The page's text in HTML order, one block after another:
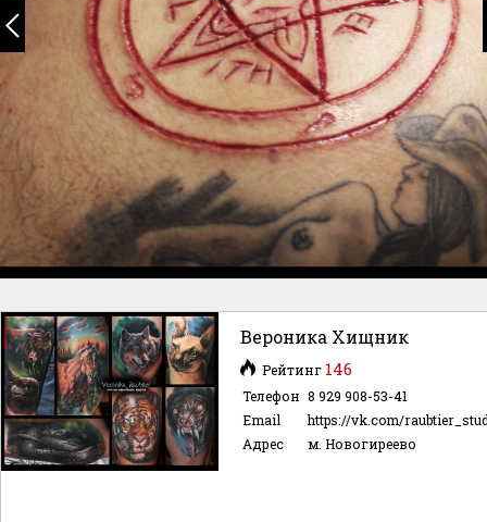
Вероника Хищник
Рейтинг 146
Телефон 8 929 908-53-41
Email
https://vk.com/
Адрес
м. Новогиреево